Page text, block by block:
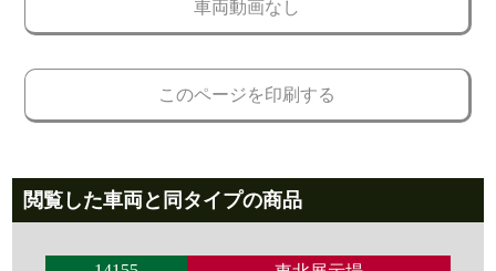
車両動画なし
このページを印刷する
閲覧した車両と同タイプの商品